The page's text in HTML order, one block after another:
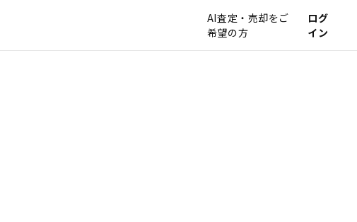
AI査定・売却をご
希望の方
ログ
イン